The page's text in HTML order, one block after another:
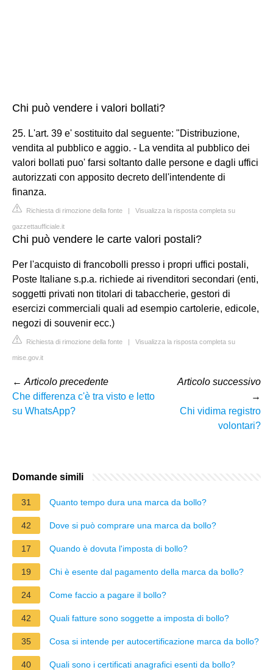
Chi può vendere i valori bollati?
25. L'art. 39 e' sostituito dal seguente: "Distribuzione,
vendita al pubblico e aggio. - La vendita al pubblico dei
valori bollati puo' farsi soltanto dalle persone e dagli uffici
autorizzati con apposito decreto dell'intendente di
finanza.
Richiesta di rimozione della fonte | Visualizza la risposta completa su
gazzettaufficiale.it
Chi può vendere le carte valori postali?
Per l'acquisto di francobolli presso i propri uffici postali,
Poste Italiane s.p.a. richiede ai rivenditori secondari (enti,
soggetti privati non titolari di tabaccherie, gestori di
esercizi commerciali quali ad esempio cartolerie, edicole,
negozi di souvenir ecc.)
Richiesta di rimozione della fonte | Visualizza la risposta completa su
mise.gov.it
← Articolo precedente
Che differenza c'è tra visto e letto
su WhatsApp?
Articolo successivo
→
Chi vidima registro
volontari?
Domande simili
31 Quanto tempo dura una marca da bollo?
42 Dove si può comprare una marca da bollo?
17 Quando è dovuta l'imposta di bollo?
19 Chi è esente dal pagamento della marca da bollo?
24 Come faccio a pagare il bollo?
42 Quali fatture sono soggette a imposta di bollo?
35 Cosa si intende per autocertificazione marca da bollo?
40 Quali sono i certificati anagrafici esenti da bollo?